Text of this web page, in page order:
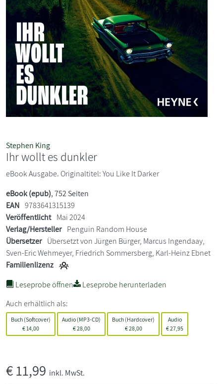
Stephen King
Ihr wollt es dunkler
eBook Ausgabe. Originaltitel: You Like It Darker
eBook (epub), 752 Seiten
EAN 9783641315139
Veröffentlicht Mai 2024
Verlag/Hersteller Penguin Random House
Übersetzer Übersetzt von Jürgen Bürger, Marcus Ingendaay,
Sven-Eric Wehmeyer, Friedrich Sommersberg, Karl-Heinz Ebnet
Familienlizenz
Leseprobe öffnen
Leseprobe herunterladen
Auch erhältlich als:
Buch (Softcover)
€ 14,00
Audio (MP3-CD)
€28,00
Buch (Hardcover)
€28,00
Audio
€27,95
€11,99 inkl. MwSt.